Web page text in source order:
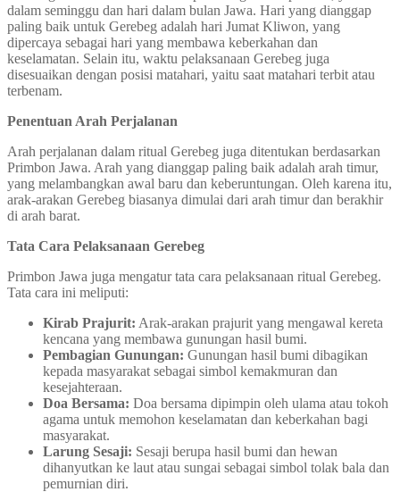
dalam seminggu dan hari dalam bulan Jawa. Hari yang dianggap
paling baik untuk Gerebeg adalah hari Jumat Kliwon, yang
dipercaya sebagai hari yang membawa keberkahan dan
keselamatan. Selain itu, waktu pelaksanaan Gerebeg juga
disesuaikan dengan posisi matahari, yaitu saat matahari terbit atau
terbenam.
Penentuan Arah Perjalanan
Arah perjalanan dalam ritual Gerebeg juga ditentukan berdasarkan
Primbon Jawa. Arah yang dianggap paling baik adalah arah timur,
yang melambangkan awal baru dan keberuntungan. Oleh karena itu,
arak-arakan Gerebeg biasanya dimulai dari arah timur dan berakhir
di arah barat.
Tata Cara Pelaksanaan Gerebeg
Primbon Jawa juga mengatur tata cara pelaksanaan ritual Gerebeg.
Tata cara ini meliputi:
Kirab Prajurit: Arak-arakan prajurit yang mengawal kereta
kencana yang membawa gunungan hasil bumi.
Pembagian Gunungan: Gunungan hasil bumi dibagikan
kepada masyarakat sebagai simbol kemakmuran dan
kesejahteraan.
Doa Bersama: Doa bersama dipimpin oleh ulama atau tokoh
agama untuk memohon keselamatan dan keberkahan bagi
masyarakat.
Larung Sesaji: Sesaji berupa hasil bumi dan hewan
dihanyutkan ke laut atau sungai sebagai simbol tolak bala dan
pemurnian diri.